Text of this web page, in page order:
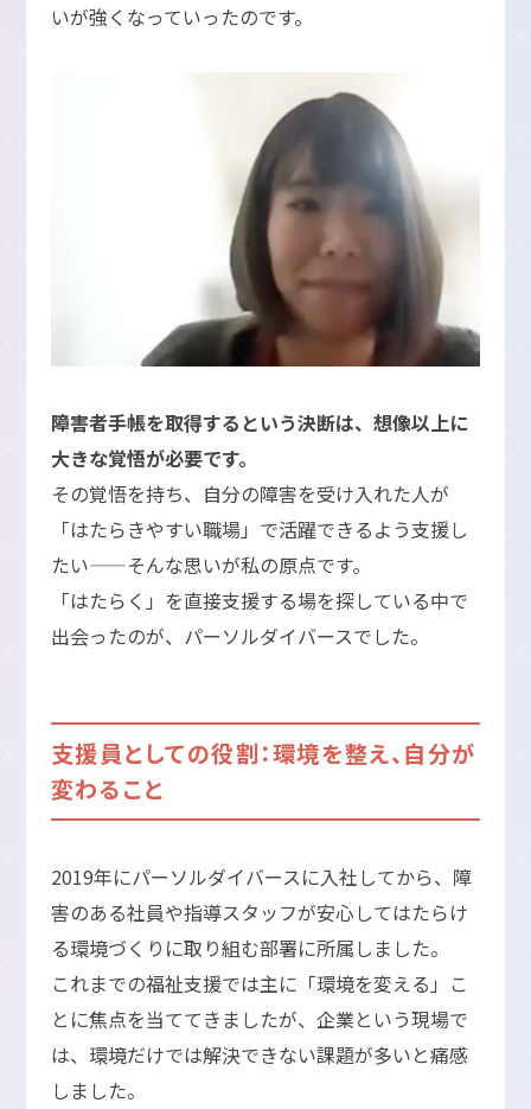
いが強くなっていったのです。
障害者手帳を取得するという決断は、想像以上に
大きな覚悟が必要です。
その覚悟を持ち、自分の障害を受け入れた人が
「はたらきやすい職場」で活躍できるよう支援し
たい——そんな思いが私の原点です。
「はたらく」を直接支援する場を探している中で
出会ったのが、パーソルダイバースでした。
支援員としての役割：環境を整え、自分が
変わること
2019年にパーソルダイバースに入社してから、障
害のある社員や指導スタッフが安心してはたらけ
る環境づくりに取り組む部署に所属しました。
これまでの福祉支援では主に「環境を変える」こ
とに焦点を当ててきましたが、企業という現場で
は、環境だけでは解決できない課題が多いと痛感
しました。